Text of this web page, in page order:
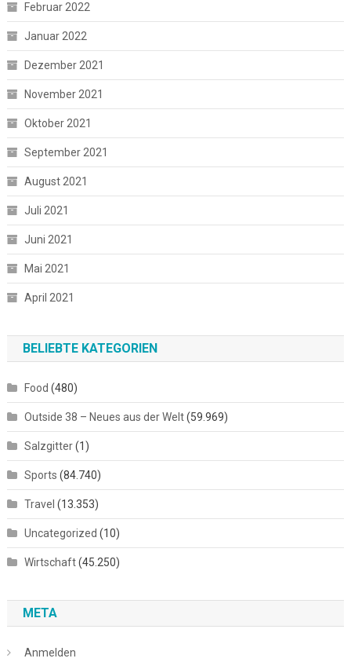
Februar 2022
Januar 2022
Dezember 2021
November 2021
Oktober 2021
September 2021
August 2021
Juli 2021
Juni 2021
Mai 2021
April 2021
BELIEBTE KATEGORIEN
Food (480)
Outside 38 – Neues aus der Welt(59.969)
Salzgitter(1)
Sports (84.740)
Travel (13.353)
Uncategorized (10)
Wirtschaft(45.250)
META
Anmelden